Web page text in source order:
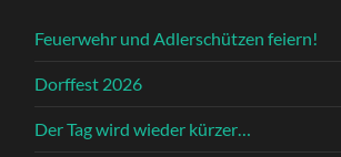
Feuerwehr und Adlerschützen feiern!
Dorffest 2026
Der Tag wird wieder kürzer…